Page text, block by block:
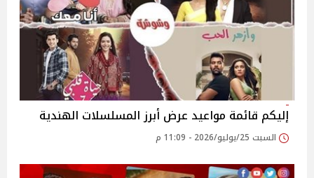
إليكم قائمة مواعيد عرض أبرز المسلسلات الهندية
السبت 25/يوليو/2026 - 11:09 م